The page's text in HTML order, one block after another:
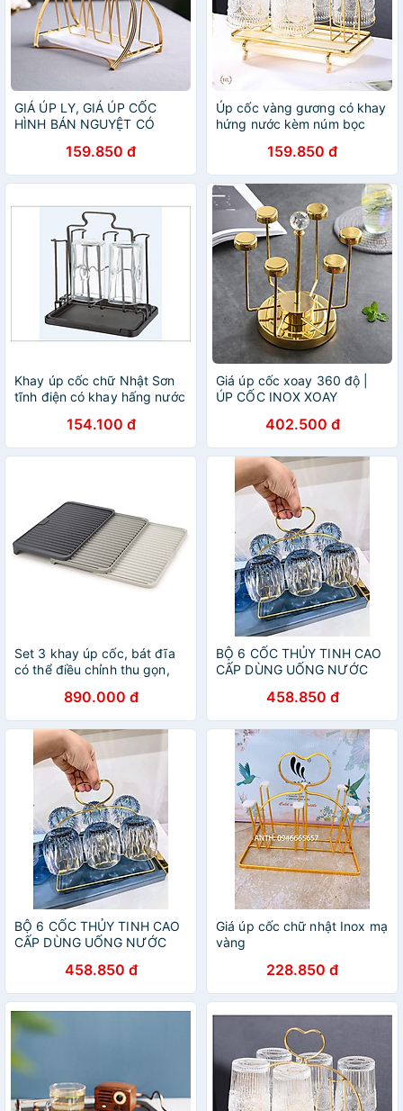
GIÁ ÚP LY, GIÁ ÚP CỐC
HÌNH BÁN NGUYỆT CÓ
159.850 đ
Úp cốc vàng gương có khay
hứng nước kèm núm bọc
2022 | GIÁ ÚP LY CỐC TIM
159.850 đ
Khay úp cốc chữ Nhật Sơn
tĩnh điện có khay hấng nước
154.100 đ
Giá úp cốc xoay 360 độ |
ÚP CỐC INOX XOAY
402.500 đ
Set 3 khay úp cốc, bát đĩa
có thể điều chỉnh thu gọn,
Joseph 85178 Hàng chính
hãng
890.000 đ
BỘ 6 CỐC THỦY TINH CAO
CẤP DÙNG UỐNG NƯỚC
458.850 đ
BỘ 6 CỐC THỦY TINH CAO
CẤP DÙNG UỐNG NƯỚC
458.850 đ
Giá úp cốc chữ nhật Inox mạ
vàng
228.850 đ